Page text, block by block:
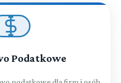
Podatkowe